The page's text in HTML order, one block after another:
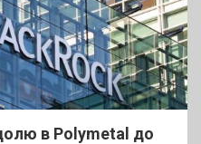
в Polymetal до